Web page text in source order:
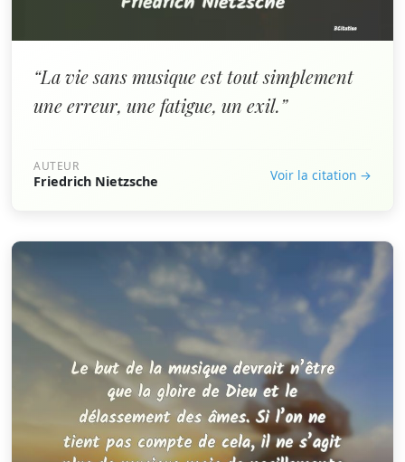
“La vie sans musique est tout simplement
une erreur, une fatigue, un exil.”
AUTEUR
Friedrich Nietzsche Voir la citation →